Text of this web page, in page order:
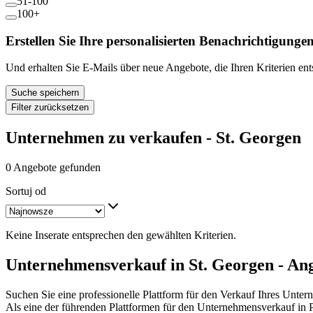
100+
Erstellen Sie Ihre personalisierten
Und erhalten Sie E-Mails über neue Angebote, die Ihren Kriterien
Suche speichern
Filter zurücksetzen
Unternehmen zu verkaufen - St. Georgen
0 Angebote gefunden
Sortuj od
Keine Inserate entsprechen den gewählten Kriterien.
Unternehmensverkauf in St. Georgen -
Suchen Sie eine professionelle Plattform für den Verkauf Ihres
Als eine der führenden Plattformen für den Unternehmensverkauf